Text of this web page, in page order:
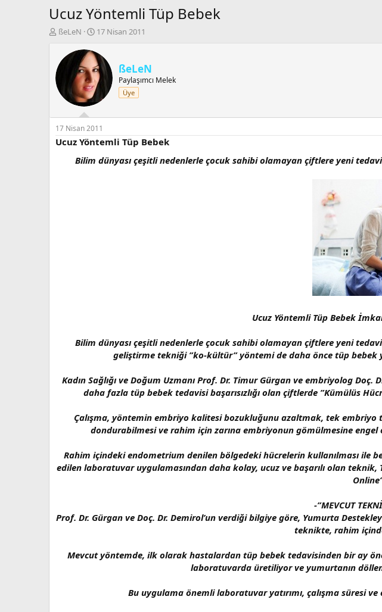
Ucuz Yöntemli Tüp Bebek
K
b
u
a
ş
l
a
ßeLeN
B
ş
l
a
n
g
ı
ç
t
a
r
17 Nisan 2011
ßeLeN
Paylaşımcı Melek
Üye
17 Nisan 2011
Ucuz Yöntemli Tüp Bebek
Bilim dünyası çeşitli nedenlerle çocuk sahibi olamayan çiftlere yeni
Ucuz Yöntemli Tüp Bebek
Bilim dünyası çeşitli nedenlerle çocuk sahibi olamayan çiftlere yeni
geliştirme tekniği ”ko-kültür” yöntemi de daha önce tüp bebek
Kadın Sağlığı ve Doğum Uzmanı Prof. Dr. Timur Gürgan ve embriyolog
daha fazla tüp bebek tedavisi başarısızlığı olan çiftlerde ”Kümülüs
Çalışma, yöntemin embriyo kalitesi bozukluğunu azaltmak, tek
dondurabilmesi ve rahim için zarına embriyonun gömülmesine
Rahim içindeki endometrium denilen bölgedeki hücrelerin kullanılması ile
edilen laboratuvar uygulamasından daha kolay, ucuz ve başarılı olan
-”MEVCUT
Prof. Dr. Gürgan ve Doç. Dr. Demirol’un verdiği bilgiye göre, Yumurta
teknikte, rahim
Mevcut yöntemde, ilk olarak hastalardan tüp bebek tedavisinden bir ay
laboratuvarda üretiliyor ve yumurtanın
Bu uygulama önemli laboratuvar yatırımı, çalışma süresi